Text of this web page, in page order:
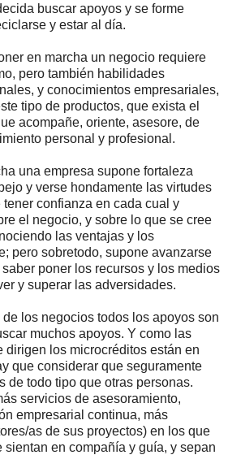
buscar apoyos y se forme
y estar al día.
en marcha un negocio requiere
pero también habilidades
y conocimientos empresariales,
tipo de productos, que exista el
acompañe, oriente, asesore, de
personal y profesional.
una empresa supone fortaleza
y verse hondamente las virtudes
confianza en cada cual y
el negocio, y sobre lo que se cree
las ventajas y los
pero sobretodo, supone avanzarse
poner los recursos y los medios
y superar las adversidades.
los negocios todos los apoyos son
muchos apoyos. Y como las
dirigen los microcréditos están en
que considerar que seguramente
de todo tipo que otras personas.
servicios de asesoramiento,
empresarial continua, más
as de sus proyectos) en los que
sientan en compañía y guía, y sepan